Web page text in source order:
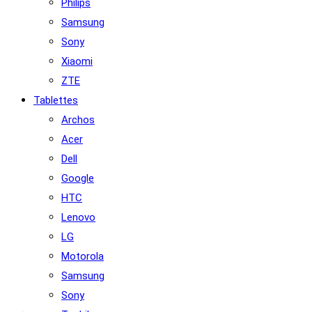
Philips
Samsung
Sony
Xiaomi
ZTE
Tablettes
Archos
Acer
Dell
Google
HTC
Lenovo
LG
Motorola
Samsung
Sony